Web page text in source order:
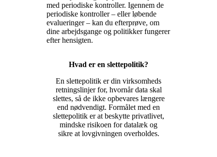
med periodiske kontroller. Igennem de
periodiske kontroller – eller løbende
evalueringer – kan du efterprøve, om
dine arbejdsgange og politikker fungerer
efter hensigten.
Hvad er en slettepolitik?
En slettepolitik er din virksomheds
retningslinjer for, hvornår data skal
slettes, så de ikke opbevares længere
end nødvendigt. Formålet med en
slettepolitik er at beskytte privatlivet,
mindske risikoen for datalæk og
sikre at lovgivningen overholdes.